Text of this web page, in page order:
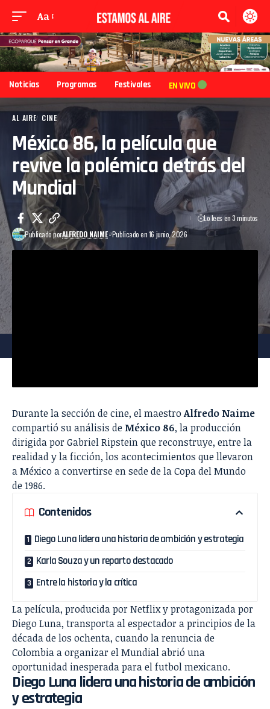
Aa
Noticias Programas Festivales EN VIVO
AL AIRE CINE
México 86, la película que
revive la polémica detrás del
Mundial
Publicado porALFREDO NAIME Publicado en 16 junio, 2026
Lo lees en 3 minutos
Durante la sección de cine, el maestroAlfredo Naime
compartió su análisis de México 86, la producción
dirigida por Gabriel Ripstein que reconstruye, entre la
realidad y la ficción, los acontecimientos que llevaron
a México a convertirse en sede de la Copa del Mundo
de 1986.
Contenidos
Diego Luna lidera una historia de ambición y estrategia
Karla Souza y un reparto destacado
Entre la historia y la crítica
La película, producida por Netflix y protagonizada por
Diego Luna, transporta al espectador a principios de la
década de los ochenta, cuando la renuncia de
Colombia a organizar el Mundial abrió una
oportunidad inesperada para el futbol mexicano.
Diego Luna lidera una historia de ambición
y estrategia